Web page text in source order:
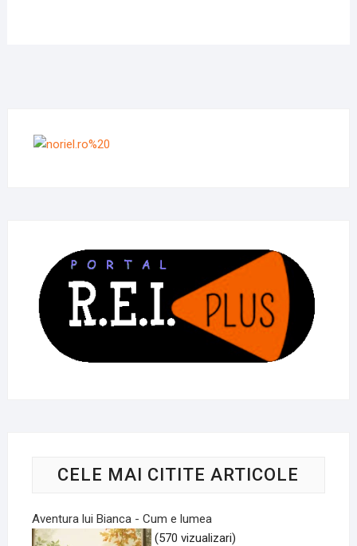
CELE MAI CITITE ARTICOLE
Aventura lui Bianca - Cum e lumea
(570 vizualizari)